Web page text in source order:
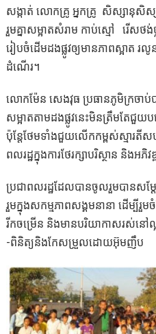
សង្កាត់ លោកគ្រូ អ្នកគ្រូ សិស្សានុសិ
រួមគ្នាសម្អាតសំរាម កាប់ស្មៅ រើស
រៀបចំដើមដងផ្លូវឲ្យមានភាពស្អាត រលូ
ដំណើរ។
លោកម៉ែន សេងវុធ ប្រធានភូមិក្រចា
សម្អាតតាមដងផ្លូវនេះមិនត្រឹមតែជួ
ប៉ុន្តែថែមទាំងជួយលើកកម្ពស់ស្មារ
ពលរដ្ឋក្នុងការថែរក្សាបរិស្ថាន និងអភិ
ប្រជាពលរដ្ឋដែលបានចូលរួមបានសម្
រួមក្នុងសកម្មភាពសង្គមនានា ដើម្បីរួ
រីកចម្រើន និងមានបរិយាកាសរស់នៅល្
-ពិនិត្យនិងកែសម្រួលដោយអ៊ុមញឹប